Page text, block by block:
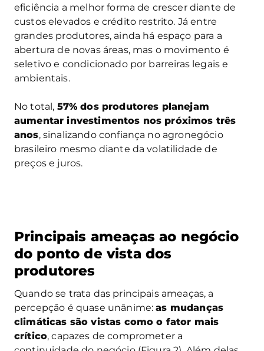
eficiência a melhor forma de crescer diante de
custos elevados e crédito restrito. Já entre
grandes produtores, ainda há espaço para a
abertura de novas áreas, mas o movimento é
seletivo e condicionado por barreiras legais e
ambientais.
No total, 57% dos produtores planejam
aumentar investimentos nos próximos três
anos, sinalizando confiança no agronegócio
brasileiro mesmo diante da volatilidade de
preços e juros.
Principais ameaças ao negócio
do ponto de vista dos
produtores
Quando se trata das principais ameaças, a
percepção é quase unânime:as mudanças
climáticas são vistas como o fator mais
crítico, capazes de comprometer a